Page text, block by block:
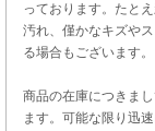
っております。たと
汚れ、僅かなキズや
る場合もございます。
商品の在庫につきま
ます。可能な限り迅